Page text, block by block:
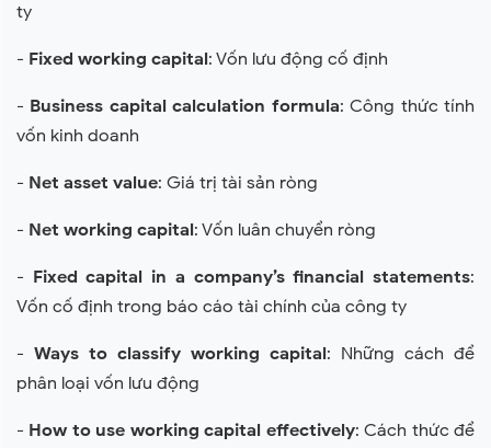
ty
- Fixed working capital: Vốn lưu động cố định
- Business capital calculation formula: Công thức tính
vốn kinh doanh
- Net asset value: Giá trị tài sản ròng
- Net working capital: Vốn luân chuyển ròng
- Fixed capital in a company’s financial statements:
Vốn cố định trong báo cáo tài chính của công ty
- Ways to classify working capital: Những cách để
phân loại vốn lưu động
- How to use working capital effectively: Cách thức để